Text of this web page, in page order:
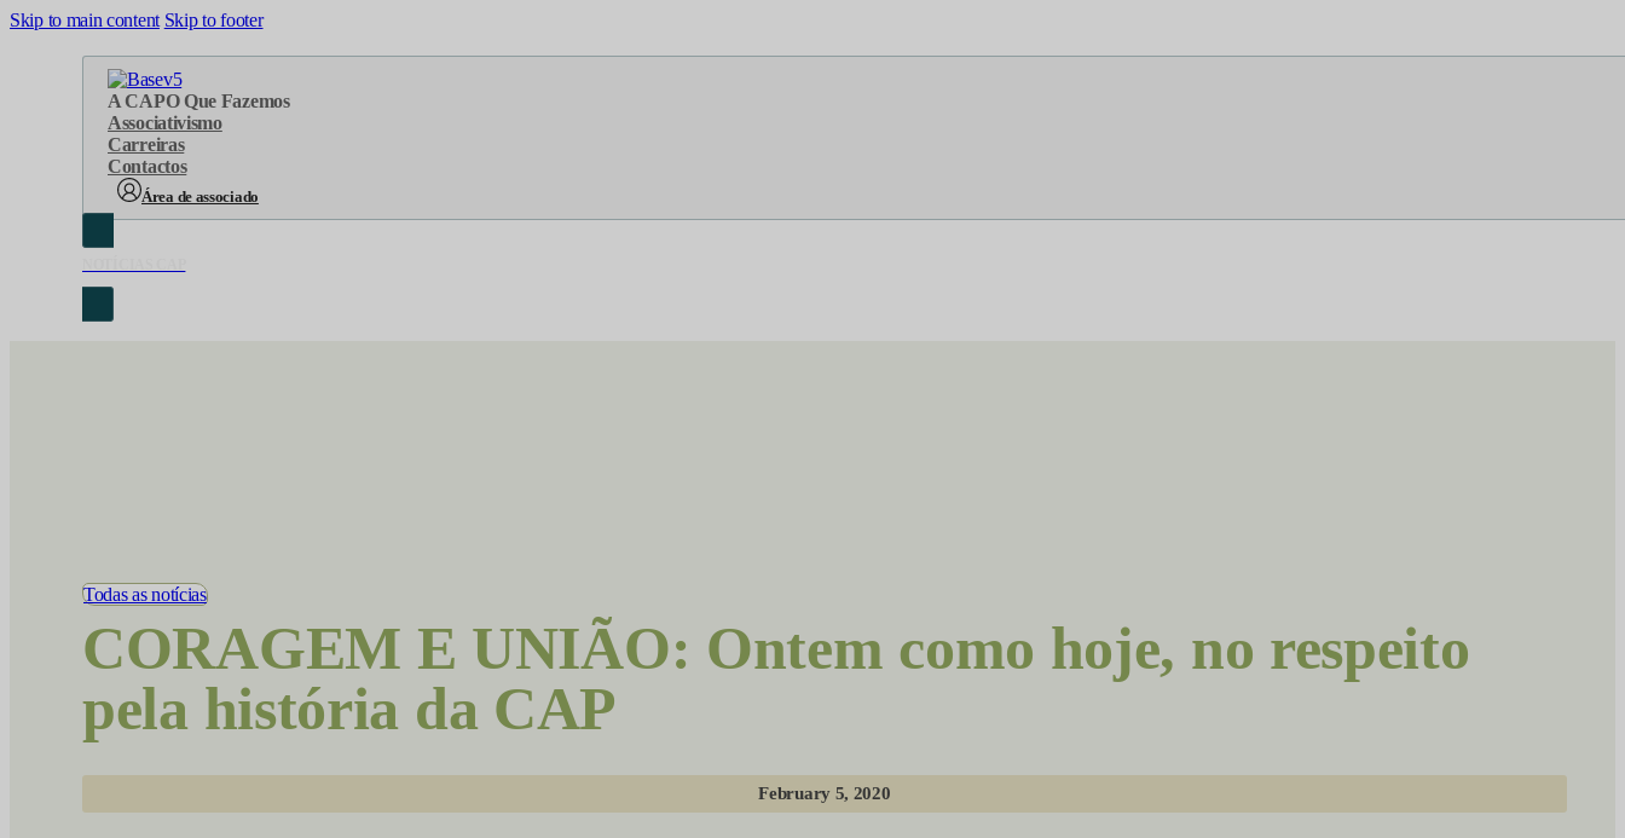
Skip to main content Skip to footer
A CAPO Que Fazemos
Associativismo
Carreiras
Contactos
Área de associado
Todas as notícias
CORAGEM E UNIÃO: Ontem como hoje, no respeito
pela história da CAP
February 5, 2020